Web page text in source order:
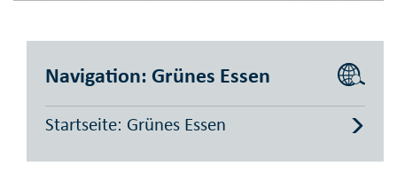
Navigation: Grünes Essen
Startseite: Grünes Essen